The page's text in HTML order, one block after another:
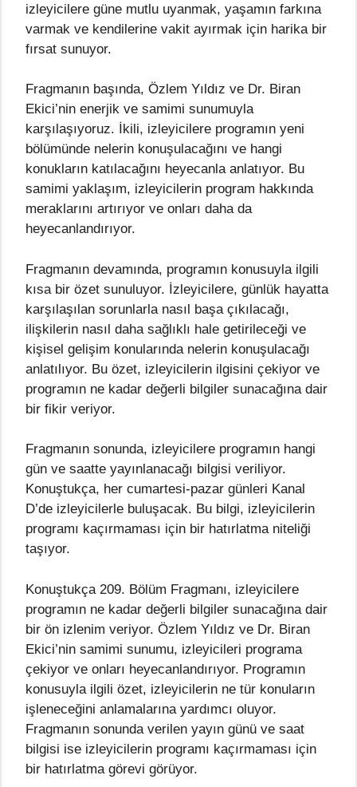
izleyicilere güne mutlu uyanmak, yaşamın farkına
varmak ve kendilerine vakit ayırmak için harika bir
fırsat sunuyor.
Fragmanın başında, Özlem Yıldız ve Dr. Biran
Ekici’nin enerjik ve samimi sunumuyla
karşılaşıyoruz. İkili, izleyicilere programın yeni
bölümünde nelerin konuşulacağını ve hangi
konukların katılacağını heyecanla anlatıyor. Bu
samimi yaklaşım, izleyicilerin program hakkında
meraklarını artırıyor ve onları daha da
heyecanlandırıyor.
Fragmanın devamında, programın konusuyla ilgili
kısa bir özet sunuluyor. İzleyicilere, günlük hayatta
karşılaşılan sorunlarla nasıl başa çıkılacağı,
ilişkilerin nasıl daha sağlıklı hale getirileceği ve
kişisel gelişim konularında nelerin konuşulacağı
anlatılıyor. Bu özet, izleyicilerin ilgisini çekiyor ve
programın ne kadar değerli bilgiler sunacağına dair
bir fikir veriyor.
Fragmanın sonunda, izleyicilere programın hangi
gün ve saatte yayınlanacağı bilgisi veriliyor.
Konuştukça, her cumartesi-pazar günleri Kanal
D’de izleyicilerle buluşacak. Bu bilgi, izleyicilerin
programı kaçırmaması için bir hatırlatma niteliği
taşıyor.
Konuştukça 209. Bölüm Fragmanı, izleyicilere
programın ne kadar değerli bilgiler sunacağına dair
bir ön izlenim veriyor. Özlem Yıldız ve Dr. Biran
Ekici’nin samimi sunumu, izleyicileri programa
çekiyor ve onları heyecanlandırıyor. Programın
konusuyla ilgili özet, izleyicilerin ne tür konuların
işleneceğini anlamalarına yardımcı oluyor.
Fragmanın sonunda verilen yayın günü ve saat
bilgisi ise izleyicilerin programı kaçırmaması için
bir hatırlatma görevi görüyor.